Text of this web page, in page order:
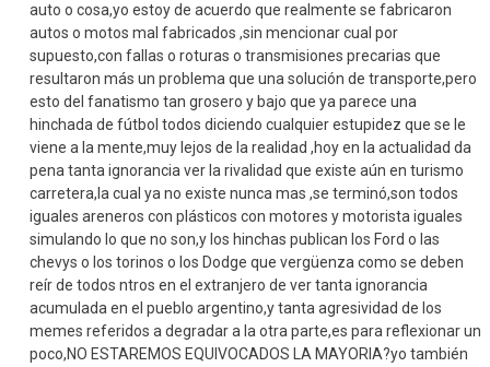
auto o cosa,yo estoy de acuerdo que realmente se fabricaron
autos o motos mal fabricados ,sin mencionar cual por
supuesto,con fallas o roturas o transmisiones precarias que
resultaron más un problema que una solución de transporte,pero
esto del fanatismo tan grosero y bajo que ya parece una
hinchada de fútbol todos diciendo cualquier estupidez que se le
viene a la mente,muy lejos de la realidad ,hoy en la actualidad da
pena tanta ignorancia ver la rivalidad que existe aún en turismo
carretera,la cual ya no existe nunca mas ,se terminó,son todos
iguales areneros con plásticos con motores y motorista iguales
simulando lo que no son,y los hinchas publican los Ford o las
chevys o los torinos o los Dodge que vergüenza como se deben
reír de todos ntros en el extranjero de ver tanta ignorancia
acumulada en el pueblo argentino,y tanta agresividad de los
memes referidos a degradar a la otra parte,es para reflexionar un
poco,NO ESTAREMOS EQUIVOCADOS LA MAYORIA?yo también